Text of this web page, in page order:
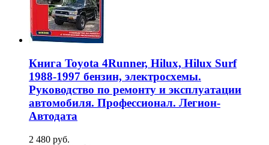
Книга Toyota 4Runner, Hilux, Hilux Surf
1988-1997 бензин, электросхемы.
Руководство по ремонту и эксплуатации
автомобиля. Профессионал. Легион-
Автодата
2 480 руб.